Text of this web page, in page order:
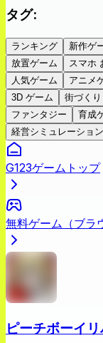
タグ:
ランキング 新作ゲ
放置ゲーム
スマホ
人気ゲーム
アニメ
3D ゲーム
街づくり
ファンタジー
育成
経営シミュレーション
G123ゲームトップ
無料ゲーム（ブラ
ピーチボーイ